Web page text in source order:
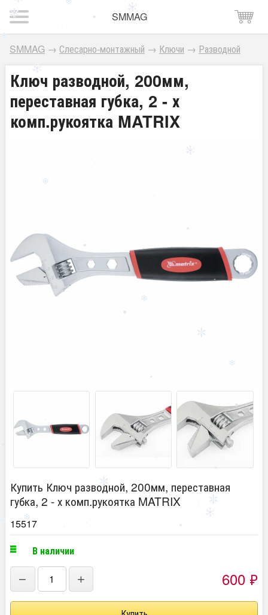
SMMAG
SMMAG → Слесарно-монтажный → Ключи → Разводной
Ключ разводной, 200мм,
переставная губка, 2 - х
комп.рукоятка MATRIX
Купить Ключ разводной, 200мм, переставная
губка, 2 - х комп.рукоятка MATRIX
15517
В наличии
− + 600 ₽